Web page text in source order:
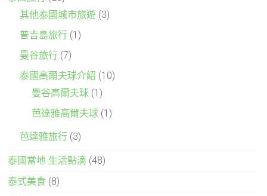
其他泰國城市旅遊 (3)
普吉島旅行 (1)
曼谷旅行 (7)
泰國高爾夫球介紹 (10)
曼谷高爾夫球 (1)
芭達雅高爾夫球 (1)
芭達雅旅行 (3)
泰國當地 生活點滴 (48)
泰式美食 (8)